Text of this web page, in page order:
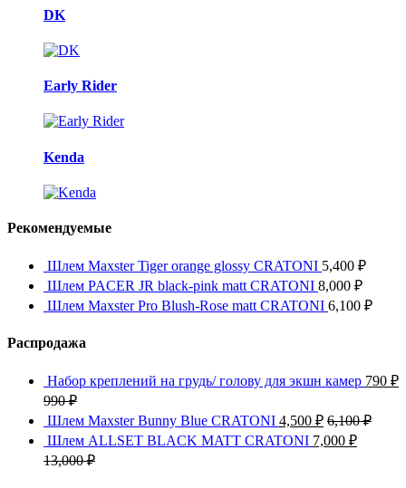
DK
Early Rider
Kenda
Рекомендуемые
Шлем Maxster Tiger orange glossy CRATONI 5,400 ₽
Шлем PACER JR black-pink matt CRATONI 8,000 ₽
Шлем Maxster Pro Blush-Rose matt CRATONI 6,100 ₽
Распродажа
Набор креплений на грудь/ голову для экшн камер 790 ₽
990₽
Шлем Maxster Bunny Blue CRATONI 4,500 ₽ 6,100₽
Шлем ALLSET BLACK MATT CRATONI 7,000 ₽
13,000₽